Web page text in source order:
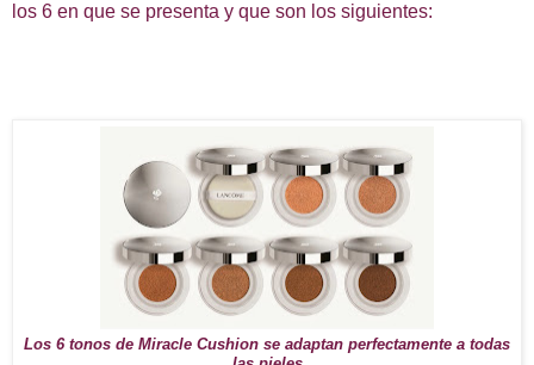
los 6 en que se presenta y que son los siguientes:
Los 6 tonos de Miracle Cushion se adaptan perfectamente a todas